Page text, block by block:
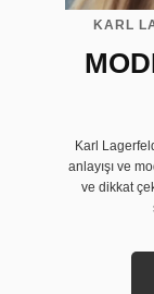
KARL
Karl
anlayışı ve
ve dikkat